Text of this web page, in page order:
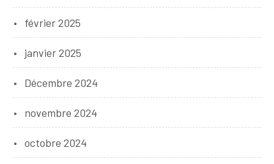
février 2025
janvier 2025
Décembre 2024
novembre 2024
octobre 2024